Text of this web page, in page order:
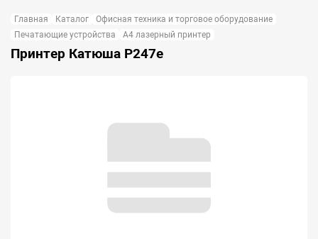
Выберите бренд
Устройство:
Главная Каталог
Офисная техника и торговое оборудование
Печатающие устройства
A4 лазерный принтер
Принтер Катюша P247e